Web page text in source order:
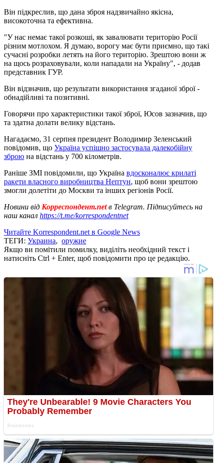
Він підкреслив, що дана зброя надзвичайно якісна,
високоточна та ефективна.
"У нас немає такої розкоші, як завалювати територію Росії
різним мотлохом. Я думаю, ворогу має бути приємно, що такі
сучасні розробки летять на його територію. Зрештою вони ж
на щось розраховували, коли нападали на Україну", - додав
представник ГУР.
Він відзначив, що результати використання згаданої зброї -
обнадійливі та позитивні.
Говорячи про характеристики такої зброї, Юсов зазначив, що
та здатна долати велику відстань.
Нагадаємо, 31 серпня президент Володимир Зеленський
повідомив, що Україна успішно застосувала далекобійну
зброю на відстань у 700 кілометрів.
Раніше ЗМІ повідомили, що Україна вдосконалює крилаті
ракети власного виробництва Нептун, щоб вони зрештою
змогли долетіти до Москви та інших регіонів Росії.
Новини від Корреспондент.netв Telegram. Підписуйтесь на
наш канал https://t.me/korrespondentnet
Читайте Korrespondent.net в Google News
ТЕГИ: Украина, оружие
Якщо ви помітили помилку, виділіть необхідний текст і
натисніть Ctrl + Enter, щоб повідомити про це редакцію.